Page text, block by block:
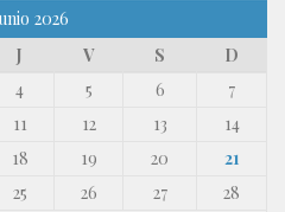
2026
J V S D
4 5 6
7
11 12 13
14
18 19 20
21
25 26 27
28